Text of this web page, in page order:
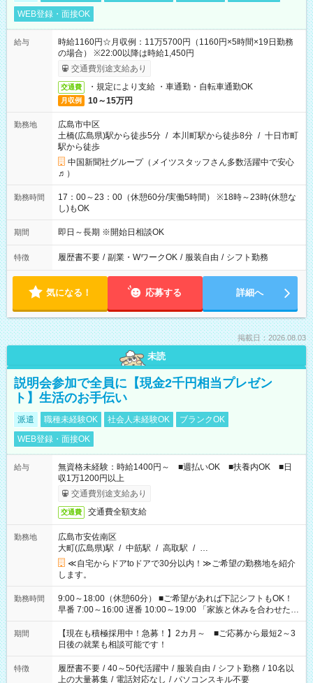
WEB登録・面接OK
給与
時給1160円☆月収例：11万5700円（1160円×5時間×19日勤務
の場合） ※22:00以降は時給1,450円
交通費別途支給あり
交通費 ・規定により支給 ・車通勤・自転車通勤OK
月収例 10～15万円
勤務地
広島市中区
土橋(広島県)駅から徒歩5分 / 本川町駅から徒歩8分 / 十日市町
駅から徒歩
中国新聞社グループ（メイツスタッフさん多数活躍中で安心
♬）
勤務時間
17：00～23：00（休憩60分/実働5時間） ※18時～23時(休憩な
し)もOK
期間 即日～長期 ※開始日相談OK
特徴 履歴書不要 / 副業・WワークOK / 服装自由 / シフト勤務
気になる！ 応募する 詳細へ
掲載日：2026.08.03
未読
説明会参加で全員に【現金2千円相当プレゼン
ト】生活のお手伝い
派遣 職種未経験OK 社会人未経験OK
ブランクOK
WEB登録・面接OK
給与
無資格未経験：時給1400円～ ■週払いOK ■扶養内OK ■日
収1万1200円以上
交通費別途支給あり
交通費 交通費全額支給
勤務地
広島市安佐南区
大町(広島県)駅 / 中筋駅 / 高取駅 / …
≪自宅からドアtoドアで30分以内！≫ご希望の勤務地を紹介
します。
勤務時間
9:00～18:00（休憩60分） ■ご希望があれば下記シフトもOK！
早番 7:00～16:00 遅番 10:00～19:00 「家族と休みを合わせた
い」 「余裕を持って夕飯の準備がしたい」 「できれば残業はし
たくない」 など、ご希望を教えてくださいね。 ※Wワーク希望
の方へ 今ご覧のお仕事で希望する勤務時間と、もう1つのお仕事
の勤務時間。 合計で週40時間を超える場合は応募できません。
期間
【現在も積極採用中！急募！】2カ月～ ■ご応募から最短2～3
日後の就業も相談可能です！
特徴 履歴書不要 / 40～50代活躍中 / 服装自由 / シフト勤務 / 10名以
上の大量募集 / 電話対応なし / パソコンスキル不要